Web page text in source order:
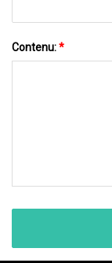
Contenu:*